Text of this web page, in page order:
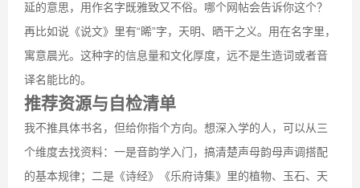
延的意思，用作名字既雅致又不俗。哪个网帖会告诉你这个？
再比如说《说文》里有“晞”字，天明、晒干之义。用在名字里，
寓意晨光。这种字的信息量和文化厚度，远不是生造词或者音
译名能比的。
推荐资源与自检清单
我不推具体书名，但给你指个方向。想深入学的人，可以从三
个维度去找资料：一是音韵学入门，搞清楚声母韵母声调搭配
的基本规律；二是《诗经》《乐府诗集》里的植物、玉石、天